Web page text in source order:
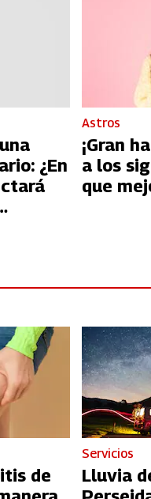
¿En
Astros
¡Gran
a los
que
de
Servicios
Lluvia